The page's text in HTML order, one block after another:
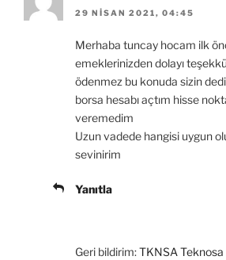
29 NISAN 2021, 04:45
Merhaba tuncay hocam ilk
emeklerinizden dolayı
ödenmez bu konuda sizin
borsa hesabı açtım hisse
veremedim
Uzun vadede hangisi uygun
sevinirim
Yanıtla
Geri bildirim:TKNSA